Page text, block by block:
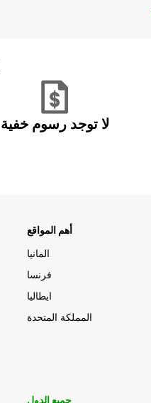
لا توجد رسوم خفية
أهم المواقع
المانيا
فرنسا
ايطاليا
المملكة المتحدة
جميع الدول